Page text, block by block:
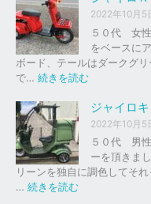
イ
ロ
以
外
の
イ
ク
車
下
2022年10月5
５０代 女
をベースに
ボード、テールはダークグ
で… 続きを読む
ャ
イ
ロ
ジャイロ
2022年10月5
５０代 男
ーを頂きま
リーンを独自に調色してそ
… 続きを読む